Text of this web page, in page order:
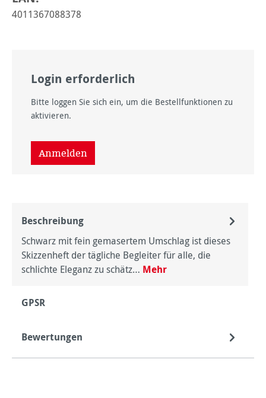
4011367088378
Login erforderlich
Bitte loggen Sie sich ein, um die Bestellfunktionen zu
aktivieren.
Anmelden
Beschreibung
Schwarz mit fein gemasertem Umschlag ist dieses
Skizzenheft der tägliche Begleiter für alle, die
schlichte Eleganz zu schätz… Mehr
GPSR
Bewertungen